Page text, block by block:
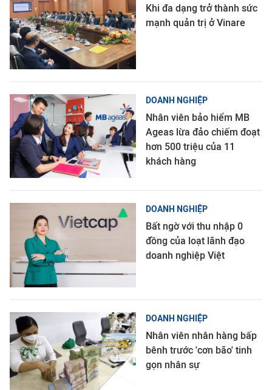
Khi đa dạng trở thành sức
mạnh quản trị ở Vinare
DOANH NGHIỆP
Nhân viên bảo hiểm MB
Ageas lừa đảo chiếm đoạt
hơn 500 triệu của 11
khách hàng
DOANH NGHIỆP
Bất ngờ với thu nhập 0
đồng của loạt lãnh đạo
doanh nghiệp Việt
DOANH NGHIỆP
Nhân viên nhân hàng bấp
bênh trước 'cơn bão' tinh
gọn nhân sự